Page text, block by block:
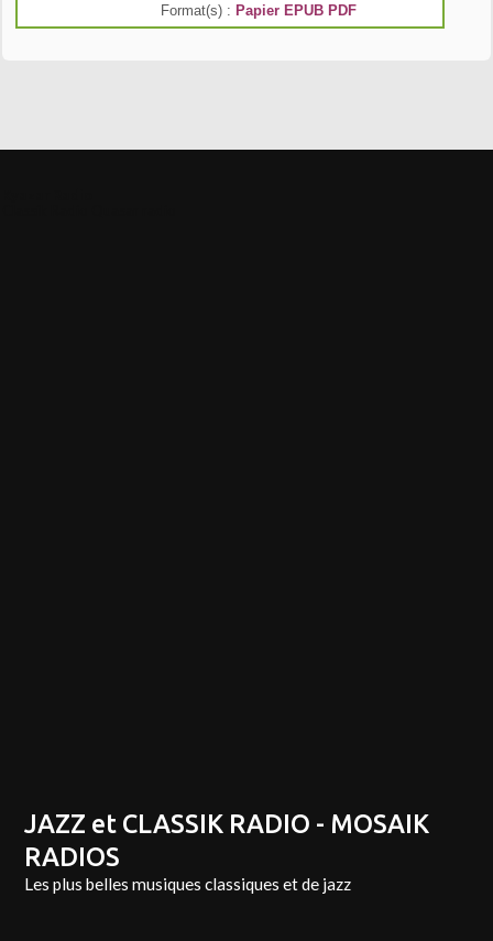
Format(s) : Papier EPUB PDF
JAZZ et CLASSIK RADIO - MOSAIK
RADIOS
Les plus belles musiques classiques et de jazz